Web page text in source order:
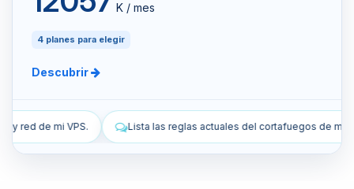
K / mes
4 planes para elegir
Descubrir
las reglas actuales del cortafuegos de mi VPS. Añade una regla